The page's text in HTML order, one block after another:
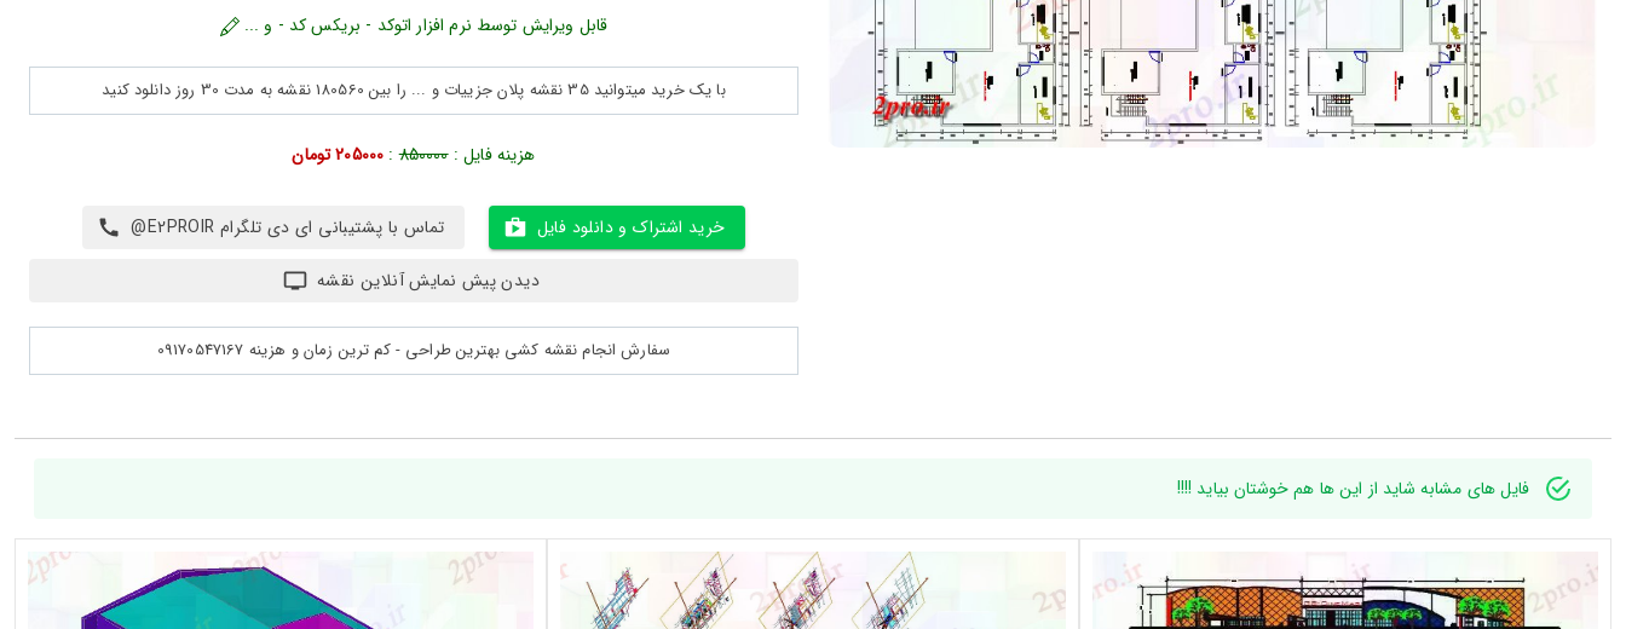
قابل ویرایش توسط نرم افزار اتوکد - بریکس کد - و ...
با یک خرید میتوانید 35 نقشه پلان جزییات و ... را بین 180560 نقشه به مدت 30 روز دانلود کنید
هزینه فایل :850000
: 205000 تومان
خرید اشتراک و دانلود فایل
تماس با پشتیبانی ای دی تلگرام E2PROIR@
دیدن پیش نمایش آنلاین نقشه
سفارش انجام نقشه کشی بهترین طراحی - کم ترین زمان و هزینه 09170547167
فایل های مشابه شاید از این ها هم خوشتان بیاید !!!!